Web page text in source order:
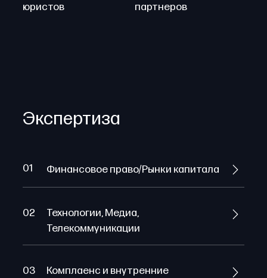
юристов партнеров
Экспертиза
01 Финансовое право/Рынки капитала
02
Технологии, Медиа,
Телекоммуникации
03
Комплаенс и внутренние